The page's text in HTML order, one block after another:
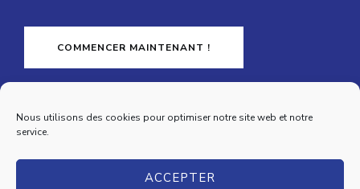
Nous utilisons des cookies pour optimiser notre site web et notre
service.
ACCEPTER
COMMENCER MAINTENANT !
Ctlog international